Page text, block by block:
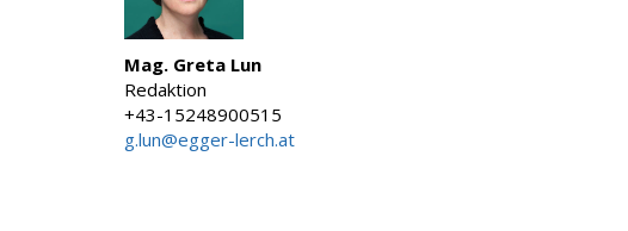
Mag. Greta Lun
Redaktion
+43-15248900515
g.lun@egger-lerch.at